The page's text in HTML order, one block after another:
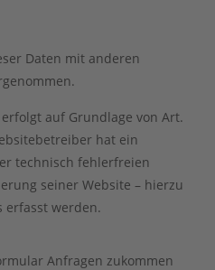
Daten mit anderen
auf Grundlage von Art.
hat ein
technisch fehlerfreien
seiner Website – hierzu
erfasst werden.
Anfragen zukommen